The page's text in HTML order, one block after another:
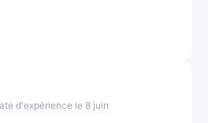
d'expérience le 8 juin